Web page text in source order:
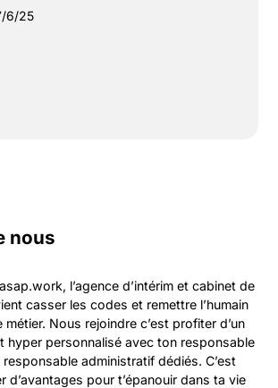
6/25
nous
l’agence d’intérim et cabinet de
casser les codes et remettre l’humain
Nous rejoindre c’est profiter d’un
hyper personnalisé avec ton responsable
administratif dédiés. C’est
d’avantages pour t’épanouir dans ta vie